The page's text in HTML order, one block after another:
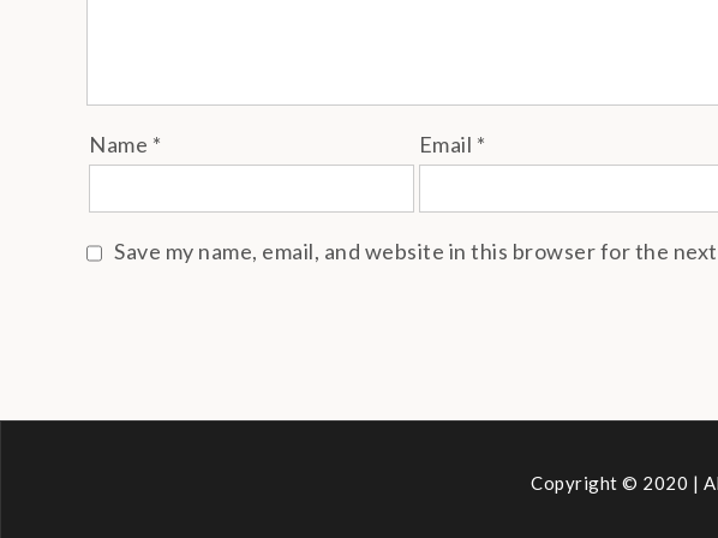
Name * Email *
Save my name, email, and website in this browser for the
Copyright © 2020 |